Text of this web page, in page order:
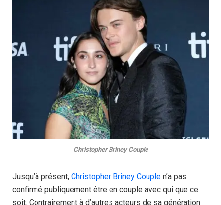
Christopher Briney Couple
Jusqu’à présent, Christopher Briney Couple n’a pas
confirmé publiquement être en couple avec qui que ce
soit. Contrairement à d’autres acteurs de sa génération